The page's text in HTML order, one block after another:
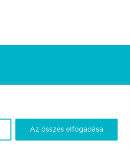
Az összes elfogadása